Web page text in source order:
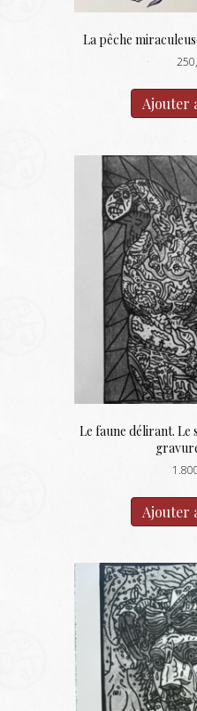
La pêche
Ajouter
Le faune délirant. Le
Ajouter